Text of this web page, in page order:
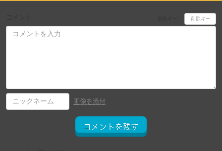
画像を添付
コメントを残す